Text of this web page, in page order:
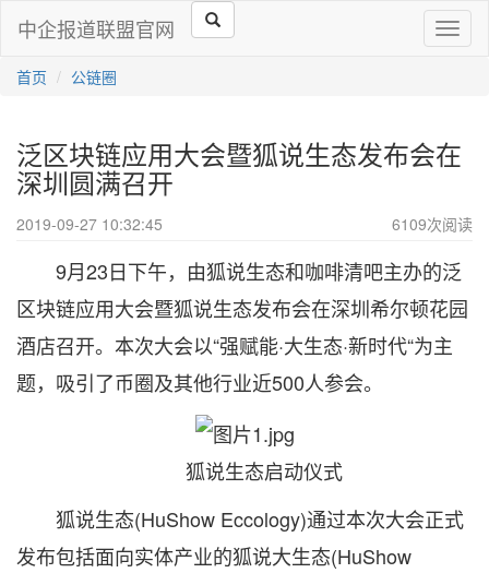
中企报道联盟官网
首页 公链圈
泛区块链应用大会暨狐说生态发布会在
深圳圆满召开
2019-09-27 10:32:45 6109次阅读
9月23日下午，由狐说生态和咖啡清吧主办的泛
区块链应用大会暨狐说生态发布会在深圳希尔顿花园
酒店召开。本次大会以“强赋能·大生态·新时代“为主
题，吸引了币圈及其他行业近500人参会。
狐说生态启动仪式
狐说生态(HuShow Eccology)通过本次大会正式
发布包括面向实体产业的狐说大生态(HuShow